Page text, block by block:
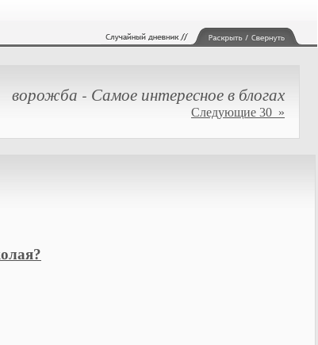
ворожба - Самое интересное в блогах
Следующие 30 »